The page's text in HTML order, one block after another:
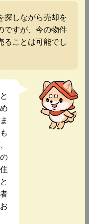
探しながら売却を
ですが、今の物件
ることは可能でし